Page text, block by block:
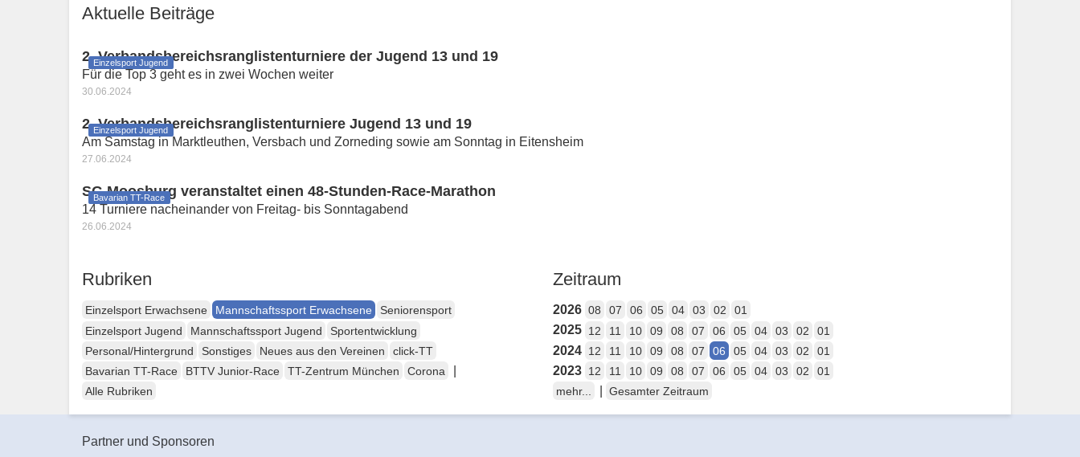
Aktuelle Beiträge
Einzelsport Jugend
2. Verbandsbereichsranglistenturniere der Jugend 13 und 19
Für die Top 3 geht es in zwei Wochen weiter
30.06.2024
Einzelsport Jugend
2. Verbandsbereichsranglistenturniere Jugend 13 und 19
Am Samstag in Marktleuthen, Versbach und Zorneding sowie am Sonntag in Eitensheim
27.06.2024
Bavarian TT-Race
SG Moosburg veranstaltet einen 48-Stunden-Race-Marathon
14 Turniere nacheinander von Freitag- bis Sonntagabend
26.06.2024
Rubriken
Einzelsport Erwachsene Mannschaftssport Erwachsene
Seniorensport
Einzelsport Jugend
Mannschaftssport Jugend
Sportentwicklung
Personal/Hintergrund
Sonstiges Neues aus den Vereinen
click-TT
Bavarian TT-Race
BTTV Junior-Race TT-Zentrum München Corona
Alle Rubriken
Zeitraum
2026 08 07 06 05 04 03 02 01
2025 12 11 10 09 08 07 06 05 04 03 02 01
2024 12 11 10 09 08 07 06 05 04 03 02 01
2023 12 11 10 09 08 07 06 05 04 03 02
01
mehr...
Gesamter Zeitraum
Partner und Sponsoren